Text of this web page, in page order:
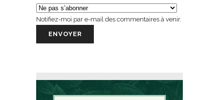
Notifiez-moi par e-mail des commentaires à venir.